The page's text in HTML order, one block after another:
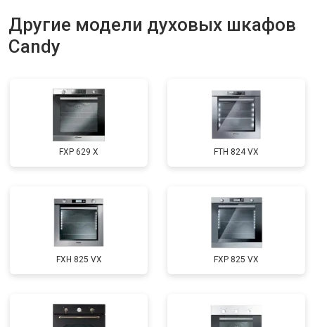
Другие модели духовых шкафов
Candy
FXP 629 X FTH 824 VX
FXH 825 VX FXP 825 VX